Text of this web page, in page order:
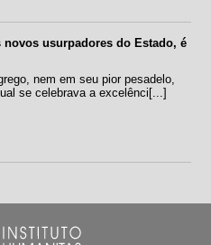
usurpadores do Estado, é
nem em seu pior pesadelo,
se celebrava a excelênci[...]